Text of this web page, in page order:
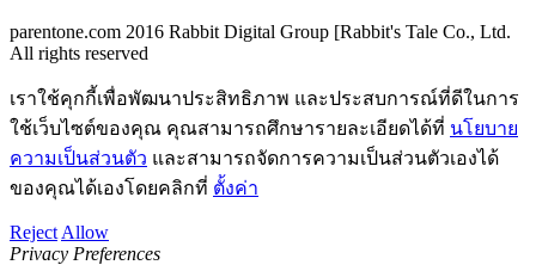
parentone.com 2016 Rabbit Digital Group [Rabbit's Tale Co., Ltd.
All rights reserved
เราใช้คุกกี้เพื่อพัฒนาประสิทธิภาพ และประสบการณ์ที่ดีในการ
ใช้เว็บไซต์ของคุณ คุณสามารถศึกษารายละเอียดได้ที่ นโยบาย
ความเป็นส่วนตัว และสามารถจัดการความเป็นส่วนตัวเองได้
ของคุณได้เองโดยคลิกที่ ตั้งค่า
Reject Allow
Privacy Preferences